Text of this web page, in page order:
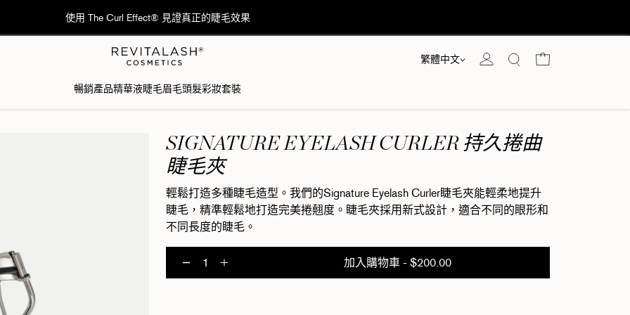
🚚香港：訂單滿港幣$600免費送貨; 澳門：訂單滿港幣$1,000免費送貨
語言
繁體中文 購物車
暢銷產品精華液睫毛眉毛頭髮彩妝套裝
SIGNATURE EYELASH CURLER 持久捲曲
睫毛夾
輕鬆打造多種睫毛造型。我們的Signature Eyelash Curler睫毛夾能輕柔地提升
睫毛，精準輕鬆地打造完美捲翹度。睫毛夾採用新式設計，適合不同的眼形和
不同長度的睫毛。
Signature Eyelash Curler 持久捲曲睫毛夾 數量減
Signature Eyelash Curler 持久捲曲睫毛夾 數
加入購物車- $200.00